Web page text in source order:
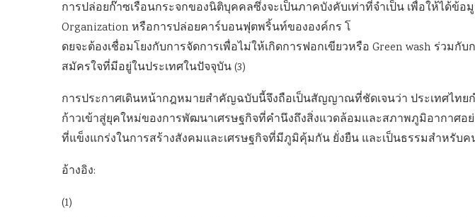
การปล่อยก๊าซเรือนกระจกของนิติบุคคลซึ่งจะเป็นภาคบังคับเท่าที่จำเป็น เพื่อให้ได้ข้อ
Organization หรือการปล่อยคาร์บอนฟุตพริ้นท์ขององค์กร โ
ดยจะต้องเชื่อมโยงกับการจัดการเพื่อไม่ให้เกิดการฟอกเขียวหรือ Green wash ร่วมกั
สมัครใจที่มีอยู่ในประเทศในปัจจุบัน (3)
การประกาศเดินหน้ากฎหมายสำคัญฉบับนี้จึงถือเป็นสัญญาณที่ชัดเจนว่า ประเทศไทย
ก้าวเข้าสู่ยุคใหม่ของการพัฒนาเศรษฐกิจที่คำนึงถึงสิ่งแวดล้อมและสภาพภูมิอากาศอย่
ที่แข็งแกร่งในการสร้างสังคมและเศรษฐกิจที่มีภูมิคุ้มกัน ยั่งยืน และเป็นธรรมสำหรับค
อ้างอิง:
(1)